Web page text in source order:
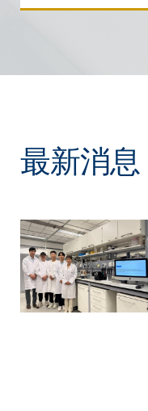
最新消息